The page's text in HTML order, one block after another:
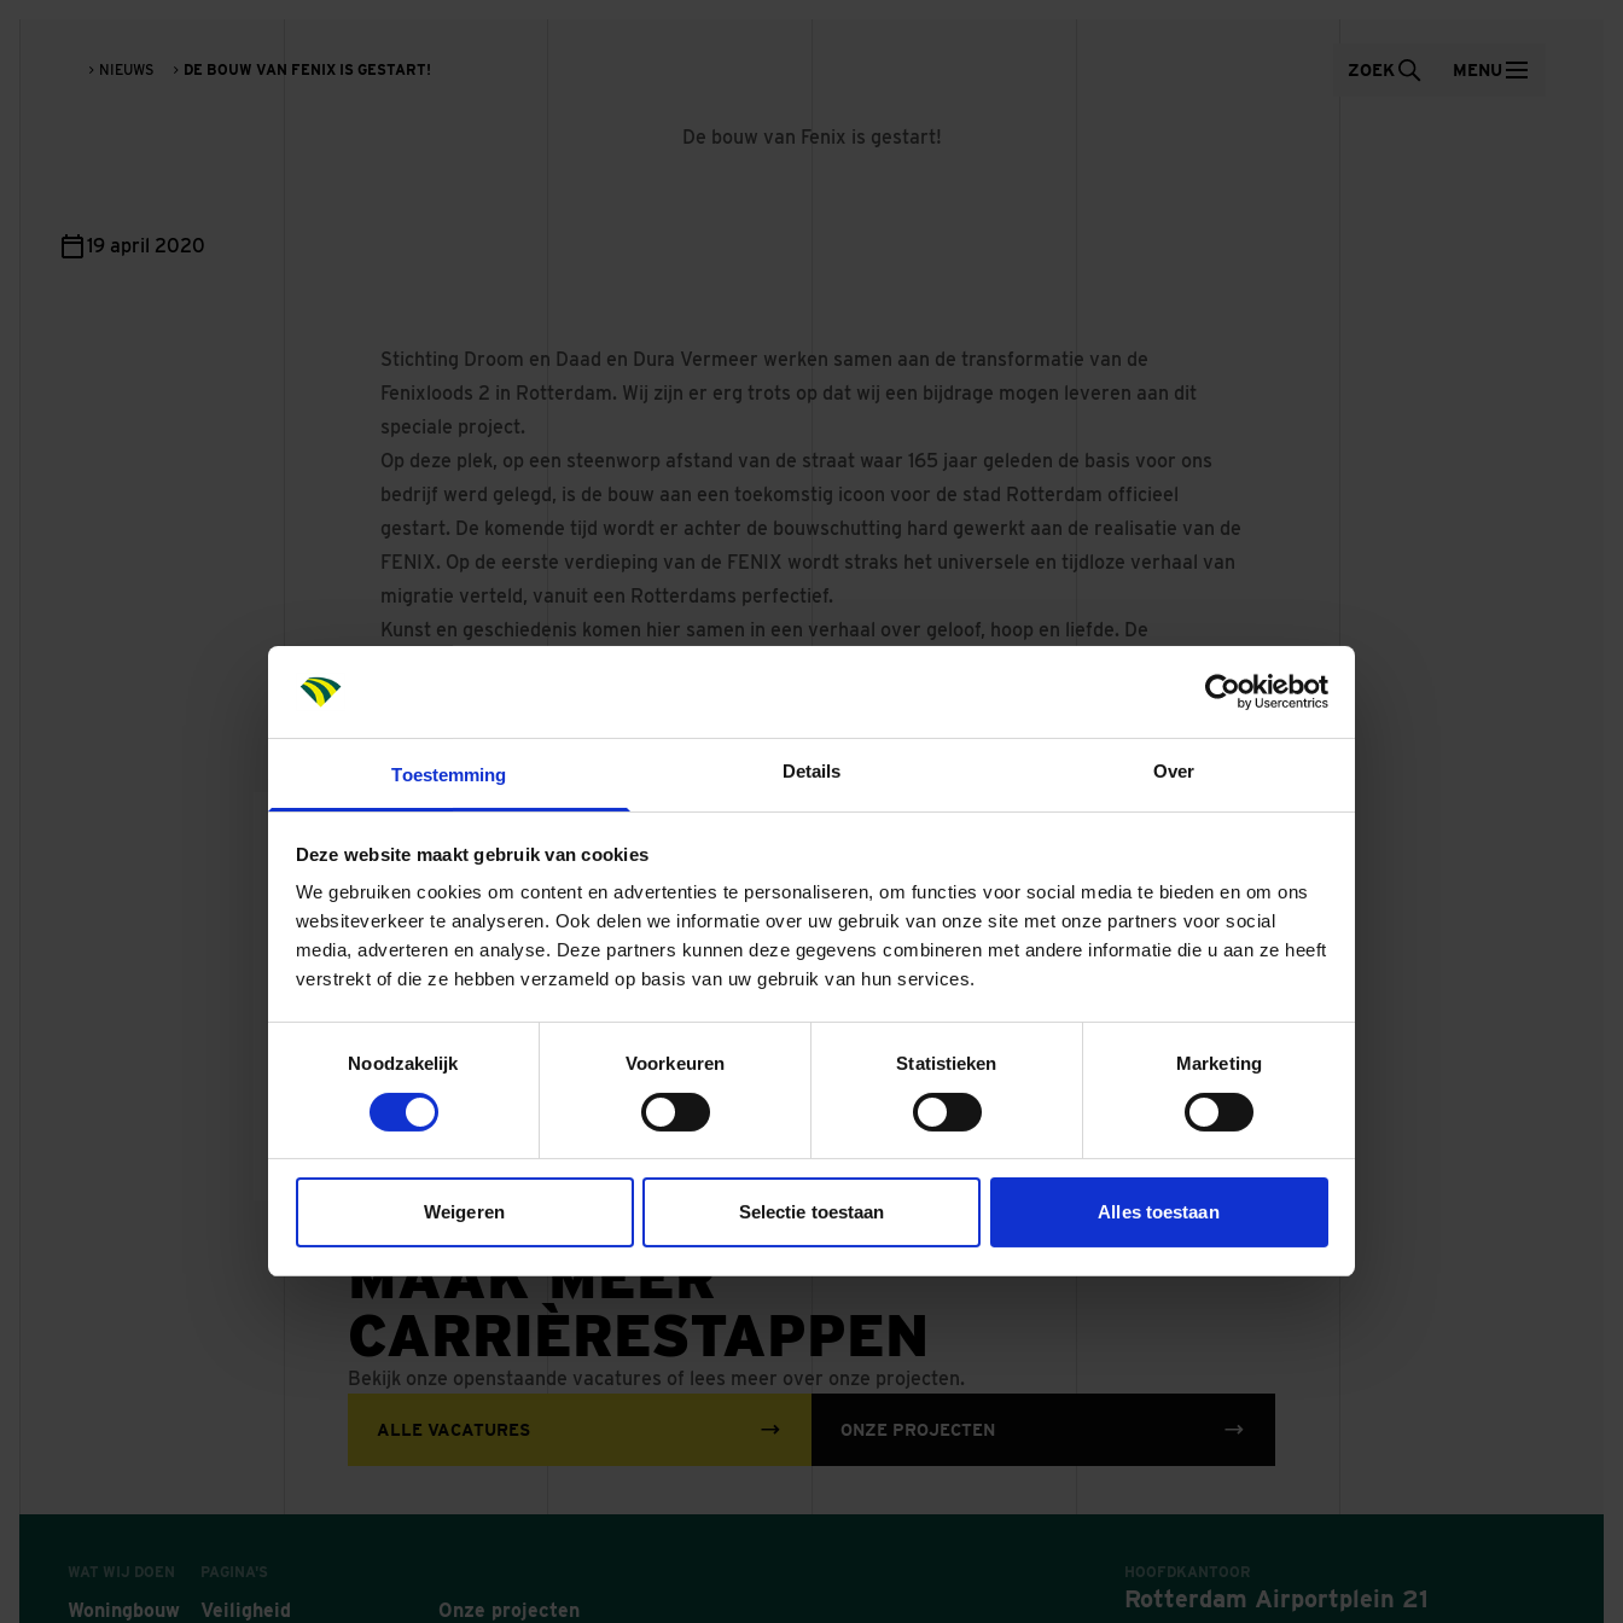
Toestemming Details Over
Deze website maakt gebruik van cookies
We gebruiken cookies om content en advertenties te personaliseren, om functies voor social media te bieden en om ons
websiteverkeer te analyseren. Ook delen we informatie over uw gebruik van onze site met onze partners voor social
media, adverteren en analyse. Deze partners kunnen deze gegevens combineren met andere informatie die u aan ze heeft
verstrekt of die ze hebben verzameld op basis van uw gebruik van hun services.
Noodzakelijk
Voorkeuren Statistieken Marketing
Weigeren Selectie toestaan Alles toestaan
NIEUWS DE BOUW VAN FENIX IS GESTART! ZOEK MENU
De bouw van Fenix is gestart!
19 april 2020
Stichting Droom en Daad en Dura Vermeer werken samen aan de transformatie van de
Fenixloods 2 in Rotterdam. Wij zijn er erg trots op dat wij een bijdrage mogen leveren aan dit
speciale project.
Op deze plek, op een steenworp afstand van de straat waar 165 jaar geleden de basis voor ons
bedrijf werd gelegd, is de bouw aan een toekomstig icoon voor de stad Rotterdam officieel
gestart. De komende tijd wordt er achter de bouwschutting hard gewerkt aan de realisatie van de
FENIX. Op de eerste verdieping van de FENIX wordt straks het universele en tijdloze verhaal van
migratie verteld, vanuit een Rotterdams perfectief.
Kunst en geschiedenis komen hier samen in een verhaal over geloof, hoop en liefde. De
Henk Minnaard
Bedrijfsleider Dura Vermeer Heyma
RegioZuid-Holland
Contacteer mij via LinkedIn
Bel mij 06 53 59 98 91
MAAK MEER
CARRIÈRESTAPPEN
Bekijk onze openstaande vacatures of lees meer over onze projecten.
ALLE VACATURES ONZE PROJECTEN
WAT WIJ DOEN
Woningbouw
PAGINA'S
Veiligheid Onze projecten
HOOFDKANTOOR
Rotterdam Airportplein 21